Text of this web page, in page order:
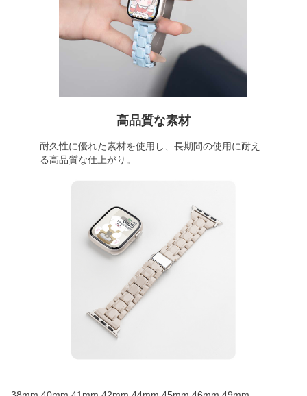
高品質な素材
耐久性に優れた素材を使用し、長期間の使用に耐え
る高品質な仕上がり。